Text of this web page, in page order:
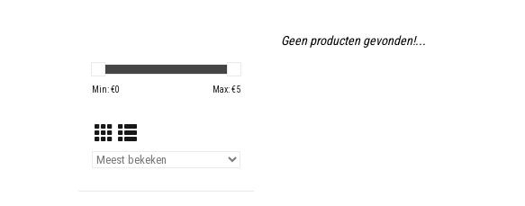
Min: €0 Max: €5
Geen producten gevonden!...